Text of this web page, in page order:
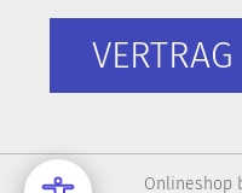
Onlineshop